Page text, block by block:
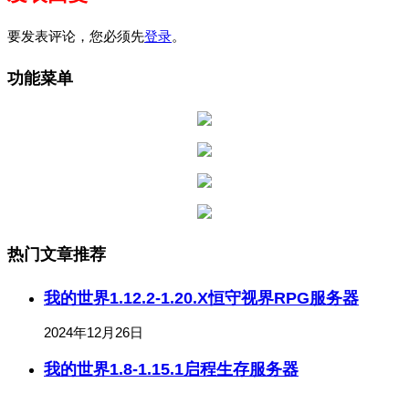
要发表评论，您必须先登录。
功能菜单
热门文章推荐
我的世界1.12.2-1.20.X恒守视界RPG服务器
2024年12月26日
我的世界1.8-1.15.1启程生存服务器